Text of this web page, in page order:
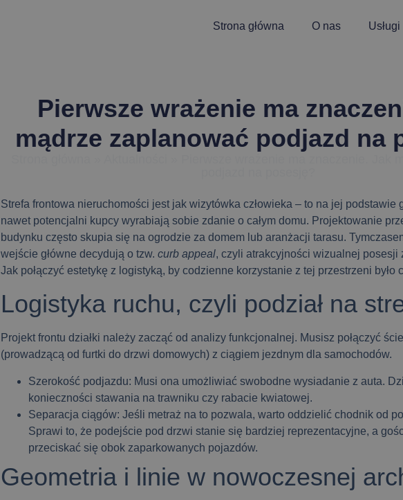
Strona główna O nas Usługi
Pierwsze wrażenie ma
mądrze zaplanować podjazd na
Strefa frontowa nieruchomości jest jak wizytówka człowieka – to na jej podstawie
nawet potencjalni kupcy wyrabiają sobie zdanie o całym domu. Projektowanie
budynku często skupia się na ogrodzie za domem lub aranżacji tarasu.
wejście główne decydują o tzw. curb appeal, czyli atrakcyjności wizualnej posesji
Jak połączyć estetykę z logistyką, by codzienne korzystanie z tej przestrzeni było
Logistyka ruchu, czyli podział na
Projekt frontu działki należy zacząć od analizy funkcjonalnej. Musisz połączyć
(prowadzącą od furtki do drzwi domowych) z ciągiem jezdnym dla samochodów.
Szerokość podjazdu: Musi ona umożliwiać swobodne wysiadanie z auta.
konieczności stawania na trawniku czy rabacie kwiatowej.
Separacja ciągów: Jeśli metraż na to pozwala, warto oddzielić chodnik od
Sprawi to, że podejście pod drzwi stanie się bardziej reprezentacyjne, a
przeciskać się obok zaparkowanych pojazdów.
Geometria i linie w nowoczesnej